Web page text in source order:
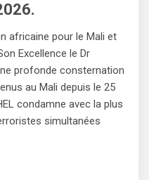
africaine pour le Mali et
Excellence le Dr
profonde consternation
au Mali depuis le 25
condamne avec la plus
simultanées